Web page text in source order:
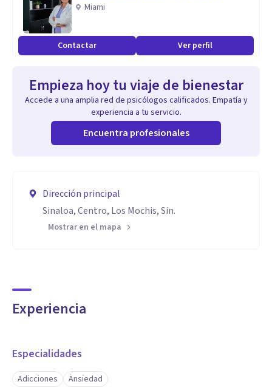
Miami
Contactar Ver perfil
Empieza hoy tu viaje de bienestar
Accede a una amplia red de psicólogos calificados. Empatía y
experiencia a tu servicio.
Encuentra profesionales
Dirección principal
Sinaloa, Centro, Los Mochis, Sin.
Mostrar en el mapa
Experiencia
Especialidades
Adicciones Ansiedad